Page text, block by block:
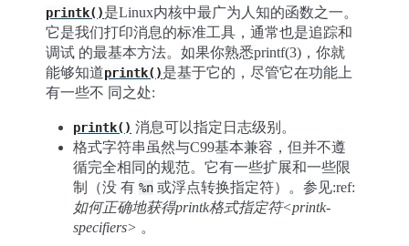
printk()是Linux内核中最广为人知的函数之一。
它是我们打印消息的标准工具，通常也是追踪和
调试 的最基本方法。如果你熟悉printf(3)，你就
能够知道printk()是基于它的，尽管它在功能上
有一些不 同之处:
printk() 消息可以指定日志级别。
格式字符串虽然与C99基本兼容，但并不遵
循完全相同的规范。它有一些扩展和一些限
制（没 有 %n 或浮点转换指定符）。参见:ref:
如何正确地获得printk格式指定符<printk-
specifiers> 。